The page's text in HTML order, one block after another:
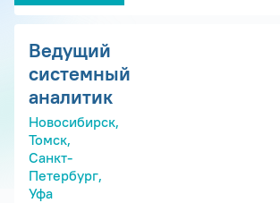
Ведущий
системный
аналитик
Новосибирск,
Томск,
Санкт-
Петербург,
Уфа